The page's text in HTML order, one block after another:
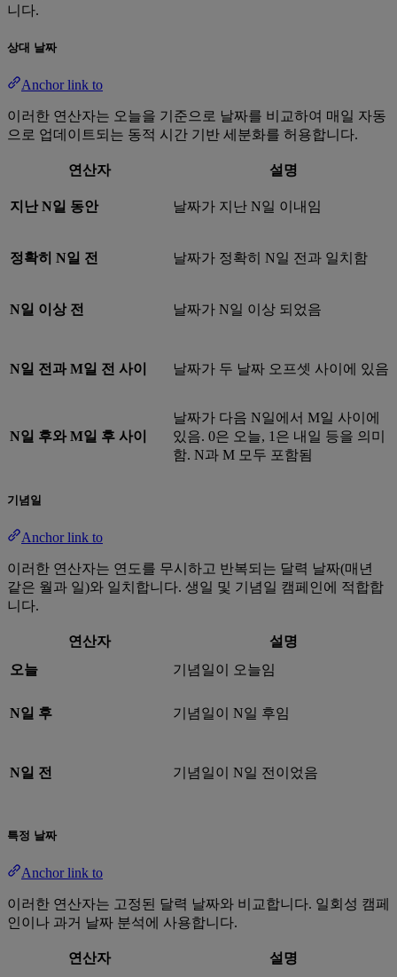
니다.
상대 날짜
Anchor link to
이러한 연산자는 오늘을 기준으로 날짜를 비교하여 매일 자동
으로 업데이트되는 동적 시간 기반 세분화를 허용합니다.
연산자 설명
지난 N일 동안 날짜가 지난 N일 이내임
정확히 N일 전 날짜가 정확히 N일 전과 일치함
N일 이상 전 날짜가 N일 이상 되었음
N일 전과 M일 전 사이 날짜가 두 날짜 오프셋 사이에 있음
N일 후와 M일 후 사이
날짜가 다음 N일에서 M일 사이에
있음. 0은 오늘, 1은 내일 등을 의미
함. N과 M 모두 포함됨
기념일
Anchor link to
이러한 연산자는 연도를 무시하고 반복되는 달력 날짜(매년
같은 월과 일)와 일치합니다. 생일 및 기념일 캠페인에 적합합
니다.
연산자
설명
오늘
기념일이 오늘임
N일 후 기념일이 N일 후임
N일 전 기념일이 N일 전이었음
특정 날짜
Anchor link to
이러한 연산자는 고정된 달력 날짜와 비교합니다. 일회성 캠페
인이나 과거 날짜 분석에 사용합니다.
연산자
설명